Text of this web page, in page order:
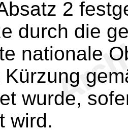
2
durch die
nationale
Kürzung
wurde,
wird.